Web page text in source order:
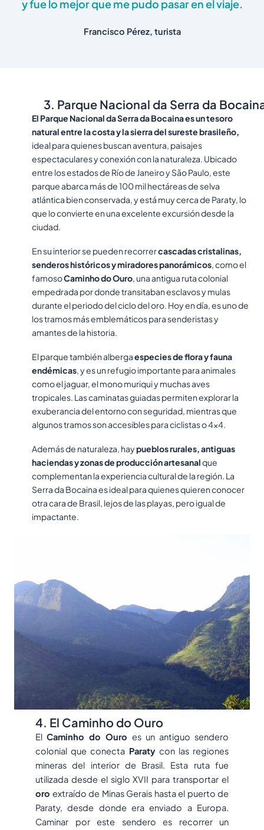
y fue lo mejor que me pudo pasar en el viaje.
Francisco Pérez, turista
3. Parque Nacional da Serra da
El Parque Nacional da Serra da Bocaina es un tesoro
natural entre la costa y la sierra del sureste brasileño,
ideal para quienes buscan aventura, paisajes
espectaculares y conexión con la naturaleza. Ubicado
entre los estados de Río de Janeiro y São Paulo, este
parque abarca más de 100 mil hectáreas de selva
atlántica bien conservada, y está muy cerca de Paraty, lo
que lo convierte en una excelente excursión desde la
ciudad.
En su interior se pueden recorrercascadas cristalinas,
senderos históricos y miradores panorámicos, como el
famosoCaminho do Ouro, una antigua ruta colonial
empedrada por donde transitaban esclavos y mulas
durante el periodo del ciclo del oro. Hoy en día, es uno de
los tramos más emblemáticos para senderistas y
amantes de la historia.
El parque también albergaespecies de flora y fauna
endémicas, y es un refugio importante para animales
como el jaguar, el mono muriqui y muchas aves
tropicales. Las caminatas guiadas permiten explorar la
exuberancia del entorno con seguridad, mientras que
algunos tramos son accesibles para ciclistas o 4×4.
Además de naturaleza, haypueblos rurales, antiguas
haciendas y zonas de producción artesanalque
complementan la experiencia cultural de la región. La
Serra da Bocaina es ideal para quienes quieren conocer
otra cara de Brasil, lejos de las playas, pero igual de
impactante.
4. El Caminho do Ouro
ElCaminho do Ouro es un antiguo sendero
colonial que conecta Paratycon las regiones
mineras del interior de Brasil. Esta ruta fue
utilizada desde el siglo XVII para transportar el
oro extraído de Minas Gerais hasta el puerto de
Paraty, desde donde era enviado a Europa.
Caminar por este sendero es recorrer un